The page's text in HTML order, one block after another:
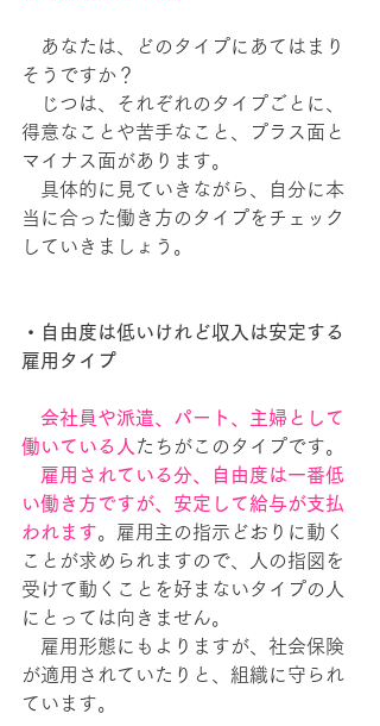
あなたは、どのタイプにあてはまり
そうですか？
じつは、それぞれのタイプごとに、
得意なことや苦手なこと、プラス面と
マイナス面があります。
具体的に見ていきながら、自分に本
当に合った働き方のタイプをチェック
していきましょう。
・自由度は低いけれど収入は安定する
雇用タイプ
会社員や派遣、パート、主婦として
働いている人 たちがこのタイプです。
雇用されている分、自由度は一番低
い働き方ですが、安定して給与が支払
われます。雇用主の指示どおりに動く
ことが求められますので、人の指図を
受けて動くことを好まないタイプの人
にとっては向きません。
雇用形態にもよりますが、社会保険
が適用されていたりと、組織に守られ
ています。